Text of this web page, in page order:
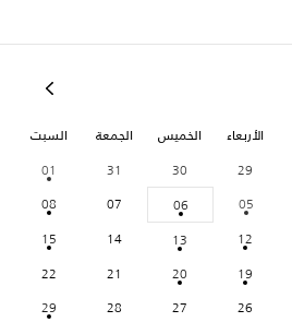
الأربعاء الخميس الجمعة السبت
29
30
31
01
05
06
07
08
12
13
14
15
19
20
21
22
26
27
28
29